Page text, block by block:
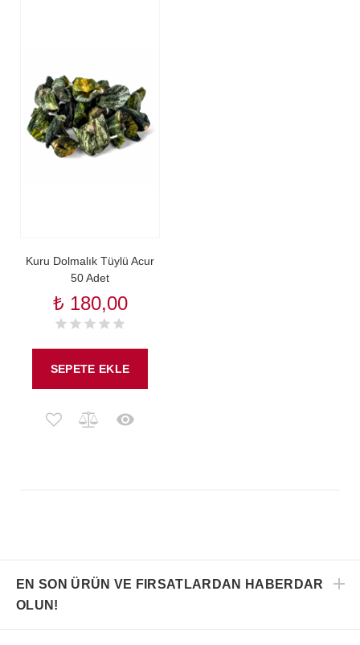
Kuru Dolmalık Tüylü Acur
50 Adet
₺ 180,00
SEPETE EKLE
EN SON ÜRÜN VE FIRSATLARDAN HABERDAR
OLUN!